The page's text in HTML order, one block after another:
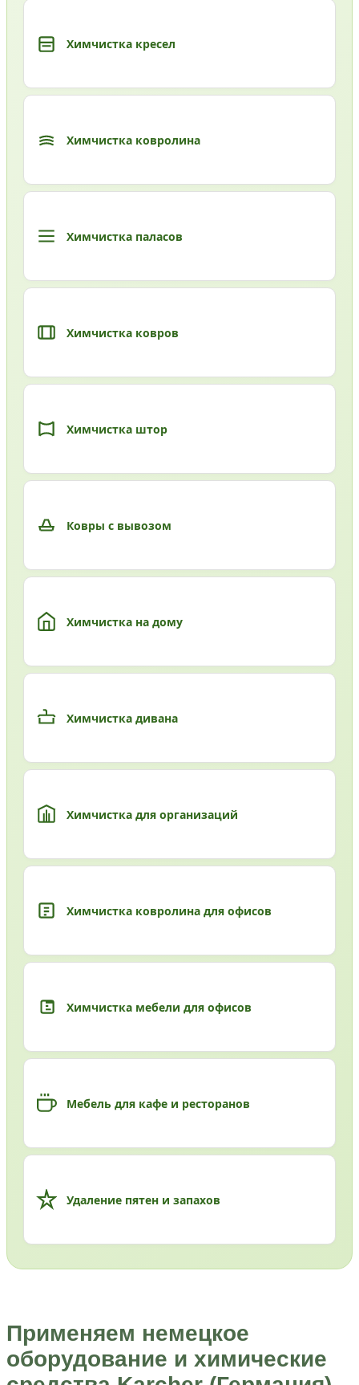
Химчистка кресел
Химчистка ковролина
Химчистка паласов
Химчистка ковров
Химчистка штор
Ковры с вывозом
Химчистка на дому
Химчистка дивана
Химчистка для организаций
Химчистка ковролина для офисов
Химчистка мебели для офисов
Мебель для кафе и ресторанов
Удаление пятен и запахов
Применяем немецкое
оборудование и химические